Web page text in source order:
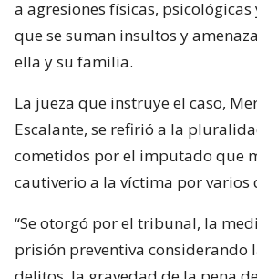
a agresiones físicas, psicológicas
que se suman insultos y
ella y su familia.
La jueza que instruye el caso,
Escalante, se refirió a la
cometidos por el imputado que
cautiverio a la víctima por varios
“Se otorgó por el tribunal, la
prisión preventiva